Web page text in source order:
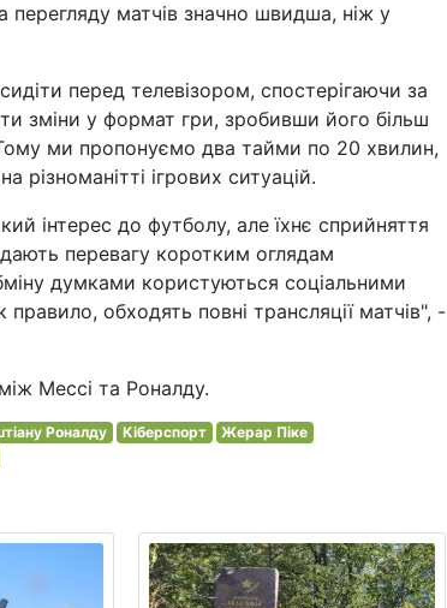
матчів значно швидша, ніж у
перед телевізором, спостерігаючи за
зміни у формат гри, зробивши його більш
ми пропонуємо два тайми по 20 хвилин,
різноманітті ігрових ситуацій.
інтерес до футболу, але їхнє сприйняття
перевагу коротким оглядам
думками користуються соціальними
обходять повні трансляції матчів", -
Мессі та Роналду.
Роналду Кіберспорт
Жерар Піке